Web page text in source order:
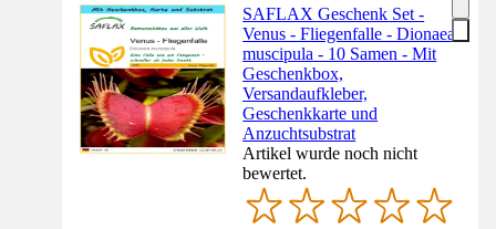
SAFLAX Geschenk Set -
Venus - Fliegenfalle - Dionaea
muscipula - 10 Samen - Mit
Geschenkbox,
Versandaufkleber,
Geschenkkarte und
Anzuchtsubstrat
Artikel wurde noch nicht
bewertet.